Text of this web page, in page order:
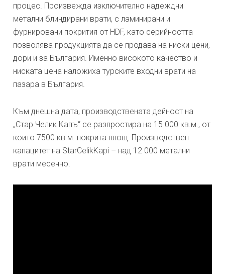
процес. Произвежда изключително надеждни
метални блиндирани врати, с ламинирани и
фурнировани покрития от HDF, като серийността
позволява продукцията да се продава на ниски цени,
дори и за България. Именно високото качество и
ниската цена наложиха турските входни врати на
пазара в България.
Към днешна дата, производствената дейност на
„Стар Челик Капъ“ се разпростира на 15 000 кв.м., от
които 7500 кв.м. покрита площ. Производствен
капацитет на StarCelikKapi – над 12 000 метални
врати месечно.